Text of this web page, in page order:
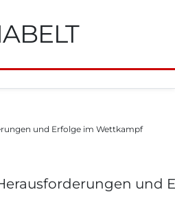
und Erfolge im Wettkampf
und